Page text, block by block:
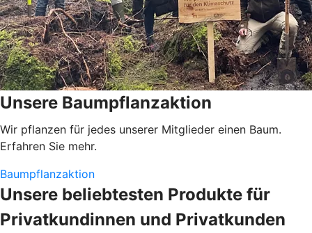
Unsere Baumpflanzaktion
Wir pflanzen für jedes unserer Mitglieder einen Baum.
Erfahren Sie mehr.
Baumpflanzaktion
Unsere beliebtesten Produkte für
Privatkundinnen und Privatkunden